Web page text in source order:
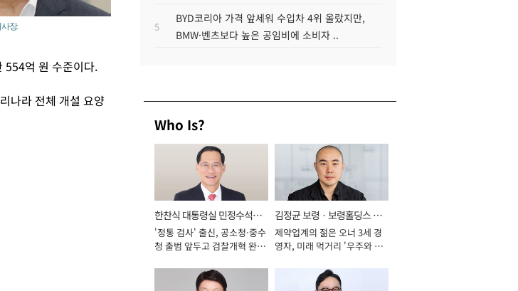
장.
554억 원 수준이다.
나라 전체 개설 요양
5
BYD코리아 가격 앞세워 수입차 4위 올랐지만,
BMW·벤츠보다 높은 공임비에 소비자 ..
Who Is?
한찬식 대통령실 민정수석비
서관
'정통 검사' 출신, 공소청·중수
청 출범 앞두고 검찰개혁 완수
김정균 보령ㆍ보령홀딩스 대
표이사 사장
제약업계의 젊은 오너 3세 경
영자, 미래 먹거리 '우주와 헬